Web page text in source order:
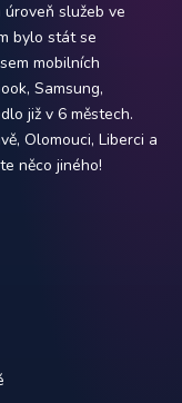
služeb ve
bylo stát se
mobilních
Samsung,
již v 6 městech.
Olomouci, Liberci a
něco jiného!